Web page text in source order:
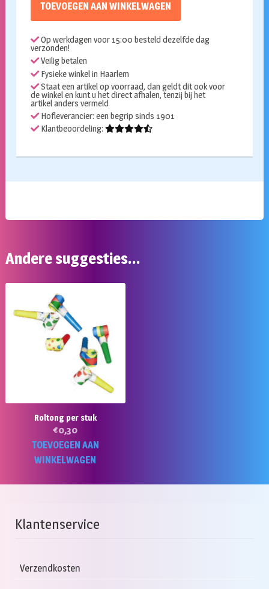
TOEVOEGEN AAN WINKELWAGEN
Op werkdagen voor 15:00 besteld dezelfde dag
verzonden!
Veilig betalen
Fysieke winkel in Haarlem
Staat een artikel op voorraad, dan geldt dit ook voor
de winkel en kunt u het direct afhalen, tenzij bij het
artikel anders vermeld
Hofleverancier: een begrip sinds 1901
Klantbeoordeling:
Andere suggesties…
Roltong per stuk
€0,30
TOEVOEGEN AAN
WINKELWAGEN
Klantenservice
Verzendkosten